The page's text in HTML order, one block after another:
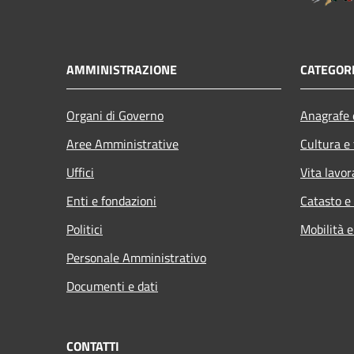
AMMINISTRAZIONE
Organi di Governo
Aree Amministrative
Uffici
Enti e fondazioni
Politici
Personale Amministrativo
Documenti e dati
Cultura
Vita
Catasto
Mobilità
CONTATTI